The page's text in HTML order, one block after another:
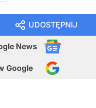
UDOSTĘPNIJ
News
Google